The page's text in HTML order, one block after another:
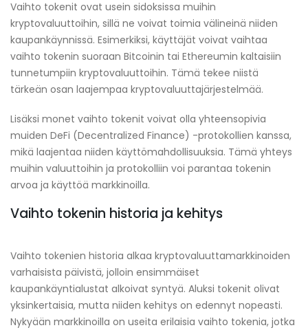
Vaihto tokenit ovat usein sidoksissa muihin
kryptovaluuttoihin, sillä ne voivat toimia välineinä niiden
kaupankäynnissä. Esimerkiksi, käyttäjät voivat vaihtaa
vaihto tokenin suoraan Bitcoinin tai Ethereumin kaltaisiin
tunnetumpiin kryptovaluuttoihin. Tämä tekee niistä
tärkeän osan laajempaa kryptovaluuttajärjestelmää.
Lisäksi monet vaihto tokenit voivat olla yhteensopivia
muiden DeFi (Decentralized Finance) -protokollien kanssa,
mikä laajentaa niiden käyttömahdollisuuksia. Tämä yhteys
muihin valuuttoihin ja protokolliin voi parantaa tokenin
arvoa ja käyttöä markkinoilla.
Vaihto tokenin historia ja kehitys
Vaihto tokenien historia alkaa kryptovaluuttamarkkinoiden
varhaisista päivistä, jolloin ensimmäiset
kaupankäyntialustat alkoivat syntyä. Aluksi tokenit olivat
yksinkertaisia, mutta niiden kehitys on edennyt nopeasti.
Nykyään markkinoilla on useita erilaisia vaihto tokenia, jotka